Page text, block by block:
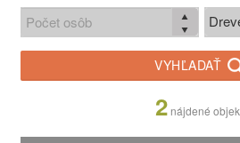
VYHĽADAŤ
2 nájdené